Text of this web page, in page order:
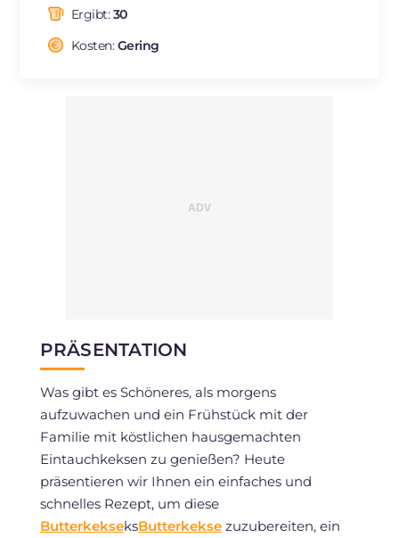
Ergibt:30
Kosten:Gering
PRÄSENTATION
Was gibt es Schöneres, als morgens
aufzuwachen und ein Frühstück mit der
Familie mit köstlichen hausgemachten
Eintauchkeksen zu genießen? Heute
präsentieren wir Ihnen ein einfaches und
schnelles Rezept, um diese
ButterkekseksButterkeksezuzubereiten, ein